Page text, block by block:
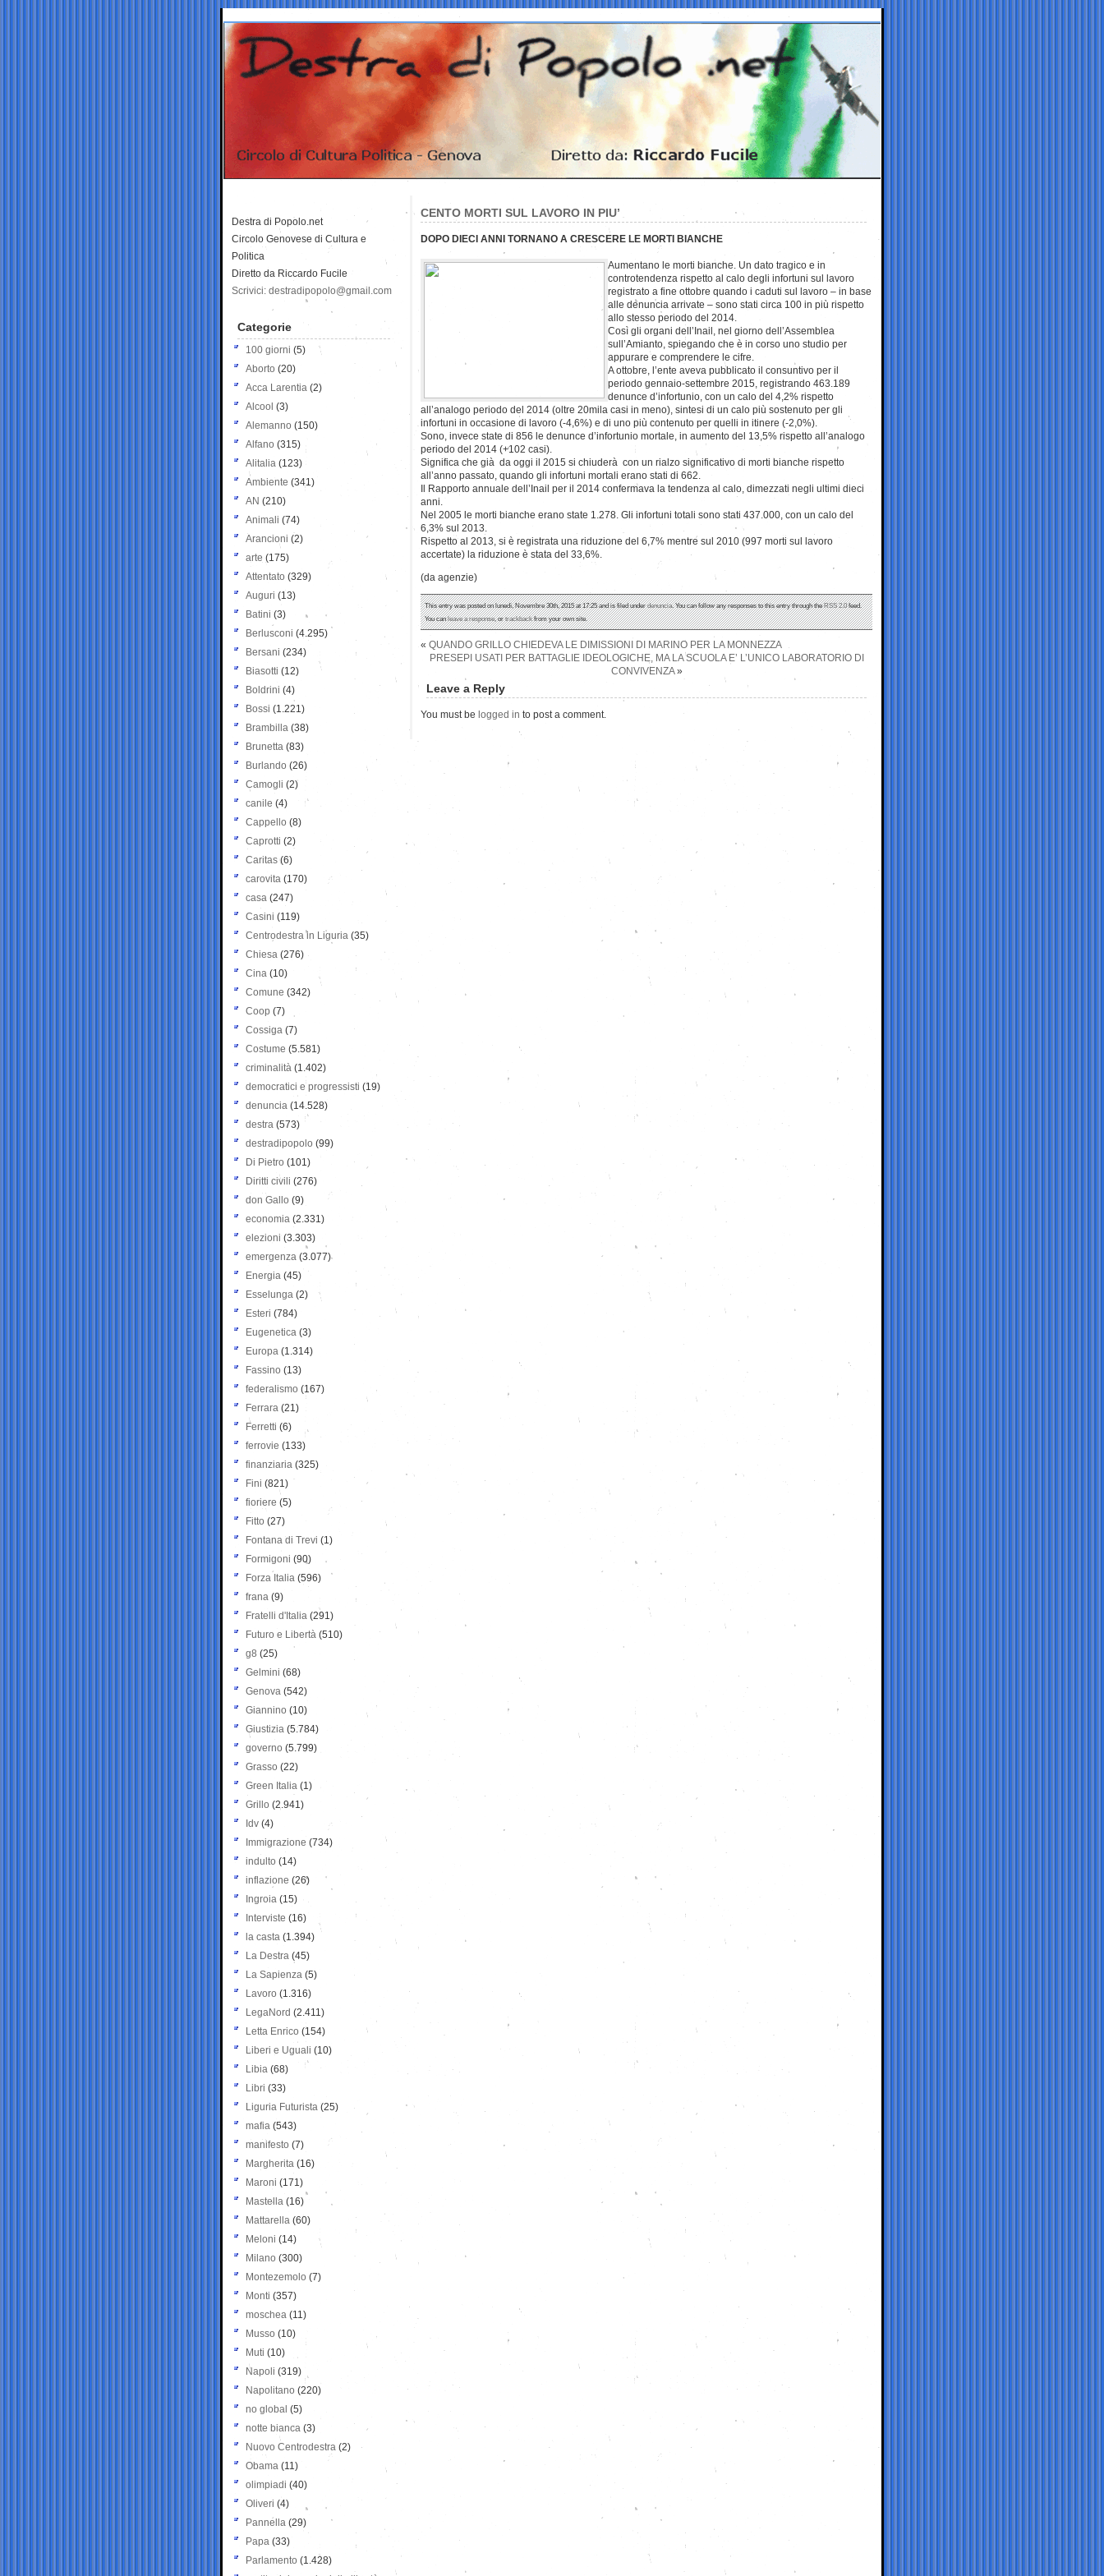
CENTO MORTI SUL LAVORO IN PIU’
DOPO DIECI ANNI TORNANO A CRESCERE LE MORTI BIANCHE
Aumentano le morti bianche. Un dato tragico e in
controtendenza rispetto al calo degli infortuni sul lavoro
registrato a fine ottobre quando i caduti sul lavoro – in base
alle denuncia arrivate – sono stati circa 100 in più rispetto
allo stesso periodo del 2014.
Così gli organi dell’Inail, nel giorno dell’Assemblea
sull’Amianto, spiegando che è in corso uno studio per
appurare e comprendere le cifre.
A ottobre, l’ente aveva pubblicato il consuntivo per il
periodo gennaio-settembre 2015, registrando 463.189
denunce d’infortunio, con un calo del 4,2% rispetto
all’analogo periodo del 2014 (oltre 20mila casi in meno), sintesi di un calo più sostenuto per gli
infortuni in occasione di lavoro (-4,6%) e di uno più contenuto per quelli in itinere (-2,0%).
Sono, invece state di 856 le denunce d’infortunio mortale, in aumento del 13,5% rispetto all’analogo
periodo del 2014 (+102 casi).
Significa che già da oggi il 2015 si chiuderà con un rialzo significativo di morti bianche rispetto
all’anno passato, quando gli infortuni mortali erano stati di 662.
Il Rapporto annuale dell’Inail per il 2014 confermava la tendenza al calo, dimezzati negli ultimi dieci
anni.
Nel 2005 le morti bianche erano state 1.278. Gli infortuni totali sono stati 437.000, con un calo del
6,3% sul 2013.
Rispetto al 2013, si è registrata una riduzione del 6,7% mentre sul 2010 (997 morti sul lavoro
accertate) la riduzione è stata del 33,6%.
(da agenzie)
This entry was posted on lunedì, Novembre 30th, 2015 at 17:25 and is filed underdenuncia. You can follow any responses to this entry through theRSS 2.0feed.
You canleave a response, ortrackbackfrom your own site.
« QUANDO GRILLO CHIEDEVA LE DIMISSIONI DI MARINO PER LA MONNEZZA
PRESEPI USATI PER BATTAGLIE IDEOLOGICHE, MA LA SCUOLA E’ L’UNICO LABORATORIO DI
CONVIVENZA»
Leave a Reply
You must be logged in to post a comment.
Destra di Popolo.net
Circolo Genovese di Cultura e
Politica
Diretto da Riccardo Fucile
Scrivici: destradipopolo@gmail.com
Categorie
100 giorni (5)
Aborto (20)
Acca Larentia (2)
Alcool (3)
Alemanno (150)
Alfano (315)
Alitalia (123)
Ambiente (341)
AN (210)
Animali (74)
Arancioni (2)
arte (175)
Attentato (329)
Auguri (13)
Batini (3)
Berlusconi (4.295)
Bersani (234)
Biasotti (12)
Boldrini (4)
Bossi (1.221)
Brambilla (38)
Brunetta (83)
Burlando (26)
Camogli (2)
canile (4)
Cappello (8)
Caprotti (2)
Caritas (6)
carovita (170)
casa (247)
Casini (119)
Centrodestra in Liguria (35)
Chiesa (276)
Cina (10)
Comune (342)
Coop (7)
Cossiga (7)
Costume (5.581)
criminalità (1.402)
democratici e progressisti (19)
denuncia (14.528)
destra (573)
destradipopolo (99)
Di Pietro (101)
Diritti civili (276)
don Gallo (9)
economia (2.331)
elezioni (3.303)
emergenza (3.077)
Energia (45)
Esselunga (2)
Esteri (784)
Eugenetica (3)
Europa (1.314)
Fassino (13)
federalismo (167)
Ferrara (21)
Ferretti (6)
ferrovie (133)
finanziaria (325)
Fini (821)
fioriere (5)
Fitto (27)
Fontana di Trevi (1)
Formigoni (90)
Forza Italia (596)
frana (9)
Fratelli d'Italia (291)
Futuro e Libertà (510)
g8 (25)
Gelmini (68)
Genova (542)
Giannino (10)
Giustizia (5.784)
governo (5.799)
Grasso (22)
Green Italia (1)
Grillo (2.941)
Idv (4)
Immigrazione (734)
indulto (14)
inflazione (26)
Ingroia (15)
Interviste (16)
la casta (1.394)
La Destra (45)
La Sapienza (5)
Lavoro (1.316)
LegaNord (2.411)
Letta Enrico (154)
Liberi e Uguali (10)
Libia (68)
Libri (33)
Liguria Futurista (25)
mafia (543)
manifesto (7)
Margherita (16)
Maroni (171)
Mastella (16)
Mattarella (60)
Meloni (14)
Milano (300)
Montezemolo (7)
Monti (357)
moschea (11)
Musso (10)
Muti (10)
Napoli (319)
Napolitano (220)
no global (5)
notte bianca (3)
Nuovo Centrodestra (2)
Obama (11)
olimpiadi (40)
Oliveri (4)
Pannella (29)
Papa (33)
Parlamento (1.428)